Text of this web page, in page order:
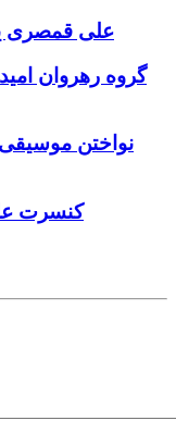
علی قمصری
گروه رهروان
نواختن
کنسرت